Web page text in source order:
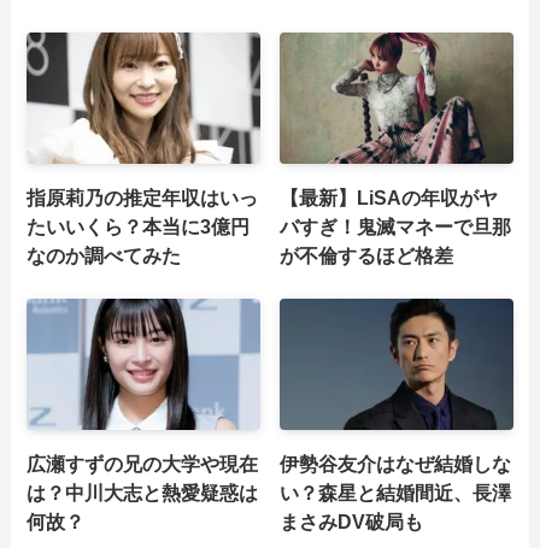
指原莉乃の推定年収はいっ
たいいくら？本当に3億円
なのか調べてみた
【最新】LiSAの年収がヤ
バすぎ！鬼滅マネーで旦那
が不倫するほど格差
広瀬すずの兄の大学や現在
は？中川大志と熱愛疑惑は
何故？
伊勢谷友介はなぜ結婚しな
い？森星と結婚間近、長澤
まさみDV破局も